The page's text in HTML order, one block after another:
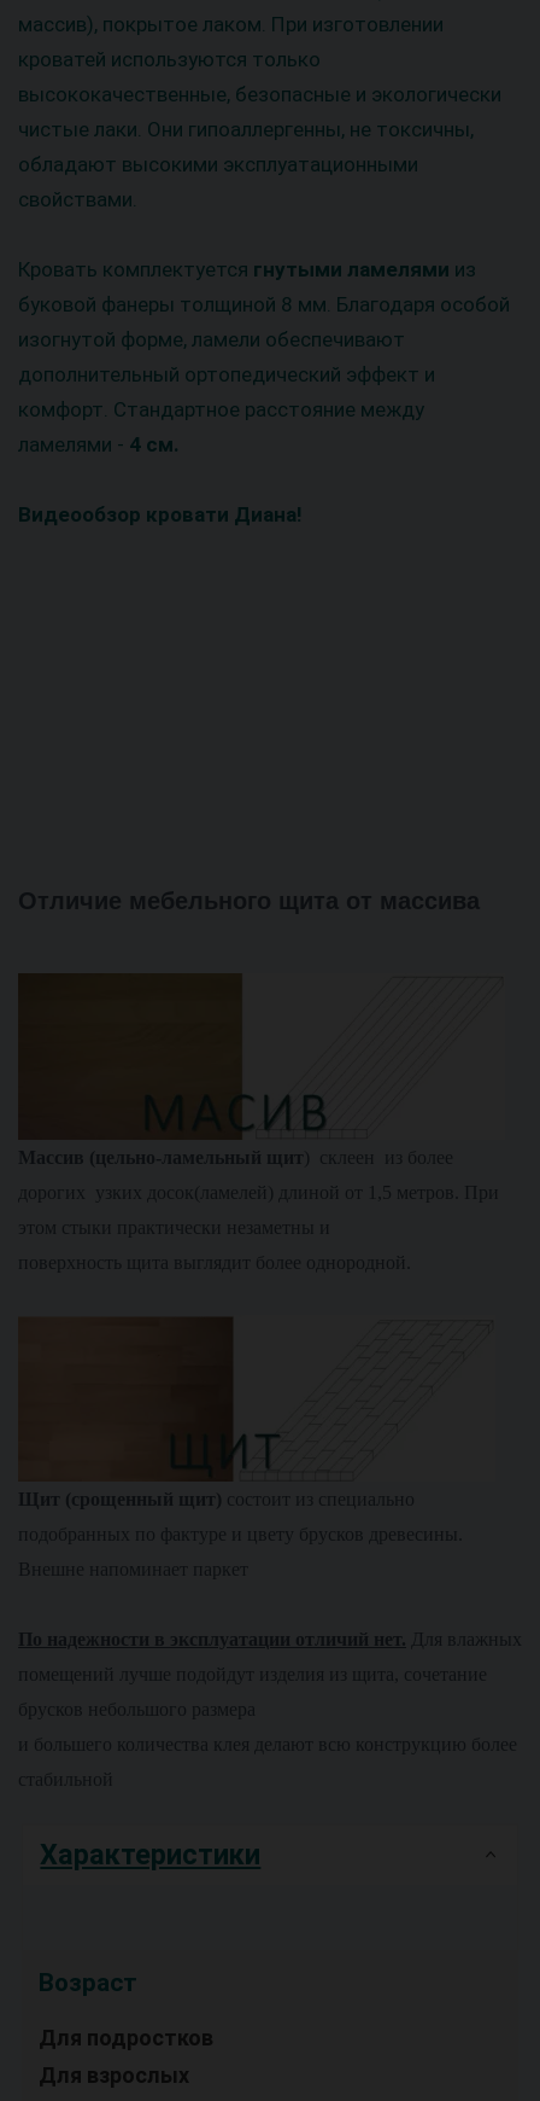
массив), покрытое лаком. При изготовлении
кроватей используются только
высококачественные, безопасные и экологически
чистые лаки. Они гипоаллергенны, не токсичны,
обладают высокими эксплуатационными
свойствами.
Кровать комплектуется гнутыми ламелями из
буковой фанеры толщиной 8 мм. Благодаря особой
изогнутой форме, ламели обеспечивают
дополнительный ортопедический эффект и
комфорт. Стандартное расстояние между
ламелями - 4 см.
Видеообзор кровати Диана!
Отличие мебельного щита от массива
Массив (цельно-ламельный щит ) склеен из более
дорогих узких досок(ламелей) длиной от 1,5 метров. При
этом стыки практически незаметны и
поверхность щита выглядит более однородной.
Щит (срощенный щит) состоит из специально
подобранных по фактуре и цвету брусков древесины.
Внешне напоминает паркет
По надежности в эксплуатации отличий нет. Для влажных
помещений лучше подойдут изделия из щита, сочетание
брусков небольшого размера
и большего количества клея делают всю конструкцию более
стабильной
Характеристики
Возраст
Для подростков
Для взрослых